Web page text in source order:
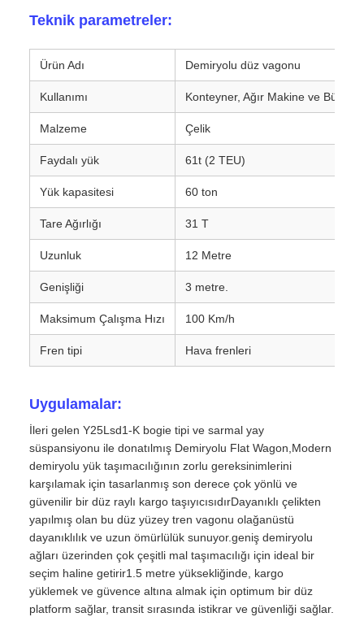
Teknik parametreler:
Ürün Adı Demiryolu düz vagonu
Kullanımı Konteyner, Ağır Makine ve Büyük
Malzeme Çelik
Faydalı yük 61t (2 TEU)
Yük kapasitesi 60 ton
Tare Ağırlığı 31 T
Uzunluk 12 Metre
Genişliği 3 metre.
Maksimum Çalışma Hızı 100 Km/h
Fren tipi Hava frenleri
Uygulamalar:
İleri gelen Y25Lsd1-K bogie tipi ve sarmal yay
süspansiyonu ile donatılmış Demiryolu Flat Wagon,Modern
demiryolu yük taşımacılığının zorlu gereksinimlerini
karşılamak için tasarlanmış son derece çok yönlü ve
güvenilir bir düz raylı kargo taşıyıcısıdırDayanıklı çelikten
yapılmış olan bu düz yüzey tren vagonu olağanüstü
dayanıklılık ve uzun ömürlülük sunuyor.geniş demiryolu
ağları üzerinden çok çeşitli mal taşımacılığı için ideal bir
seçim haline getirir1.5 metre yüksekliğinde, kargo
yüklemek ve güvence altına almak için optimum bir düz
platform sağlar, transit sırasında istikrar ve güvenliği sağlar.